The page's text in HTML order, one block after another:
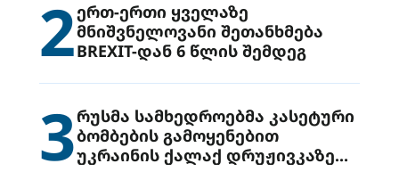
2ერთ-ერთი ყველაზე
მნიშვნელოვანი შეთანხმება
BREXIT-დან 6 წლის შემდეგ
3რუსმა სამხედროებმა კასეტური
ბომბების გამოყენებით
უკრაინის ქალაქ დრუჟივკაზე